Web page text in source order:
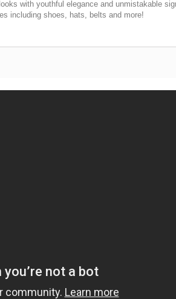
with youthful elegance and unmistakable
including shoes, hats, belts and more!